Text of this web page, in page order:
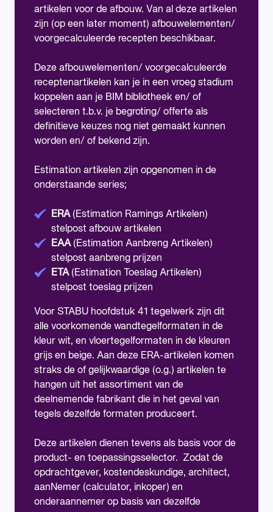
artikelen voor de afbouw. Van al deze artikelen
zijn (op een later moment) afbouwelementen/
voorgecalculeerde recepten beschikbaar.
Deze afbouwelementen/ voorgecalculeerde
receptenartikelen kan je in een vroeg stadium
koppelen aan je BIM bibliotheek en/ of
selecteren t.b.v. je begroting/ offerte als
definitieve keuzes nog niet gemaakt kunnen
worden en/ of bekend zijn.
Estimation artikelen zijn opgenomen in de
onderstaande series;
ERA(Estimation Ramings Artikelen)
stelpost afbouw artikelen
EAA(Estimation Aanbreng Artikelen)
stelpost aanbreng prijzen
ETA(Estimation Toeslag Artikelen)
stelpost toeslag prijzen
Voor STABU hoofdstuk 41 tegelwerk zijn dit
alle voorkomende wandtegelformaten in de
kleur wit, en vloertegelformaten in de kleuren
grijs en beige. Aan deze ERA-artikelen komen
straks de of gelijkwaardige (o.g.) artikelen te
hangen uit het assortiment van de
deelnemende fabrikant die in het geval van
tegels dezelfde formaten produceert.
Deze artikelen dienen tevens als basis voor de
product- en toepassingsselector. Zodat de
opdrachtgever, kostendeskundige, architect,
aanNemer (calculator, inkoper) en
onderaannemer op basis van dezelfde